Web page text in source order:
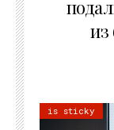
из
is sticky